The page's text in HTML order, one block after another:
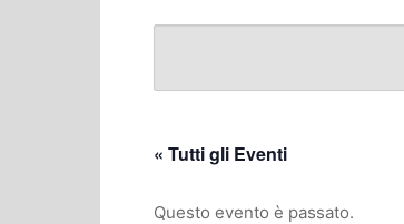
« Tutti gli Eventi
Questo evento è passato.